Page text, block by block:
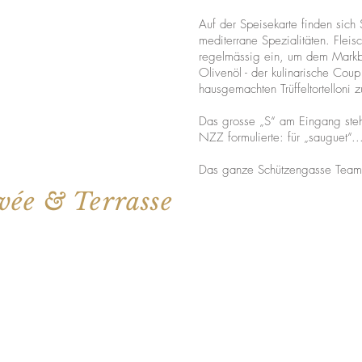
Auf der Speisekarte finden
mediterrane Spezialitäten.
regelmässig ein, um dem
Olivenöl - der kulinarische
hausgemachten Trüffeltortelloni
Das grosse „S“ am Eingang
NZZ formulierte: für
Das ganze Schützengasse Team
& Terrasse